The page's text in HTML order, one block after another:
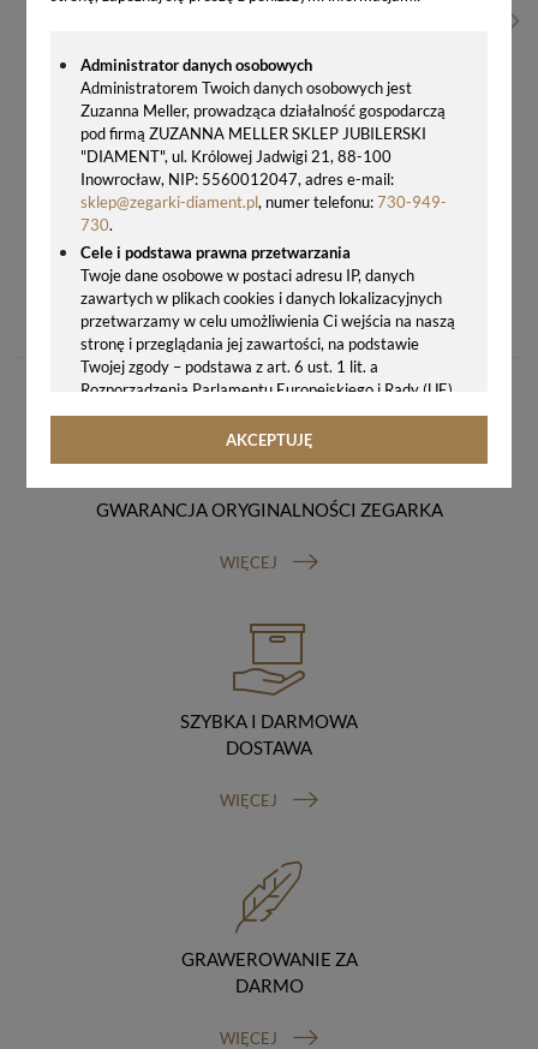
Administrator danych osobowych
Administratorem Twoich danych osobowych jest
Zuzanna Meller, prowadząca działalność gospodarczą
pod firmą ZUZANNA MELLER SKLEP JUBILERSKI
"DIAMENT", ul. Królowej Jadwigi 21, 88-100
Inowrocław, NIP: 5560012047, adres e-mail:
sklep@zegarki-diament.pl, numer telefonu:730-949-
730.
Cele i podstawa prawna przetwarzania
Twoje dane osobowe w postaci adresu IP, danych
zawartych w plikach cookies i danych lokalizacyjnych
przetwarzamy w celu umożliwienia Ci wejścia na naszą
stronę i przeglądania jej zawartości, na podstawie
Twojej zgody – podstawa z art. 6 ust. 1 lit. a
Rozporządzenia Parlamentu Europejskiego i Rady (UE)
2016/679 z 27.04.2016 r. w sprawie ochrony osób
fizycznych w związku z przetwarzaniem danych
rozporządzenie o ochronie danych, tj. RODO).
Twoje dane osobowe możemy udostępniać
hostingodawcy. Takie podmioty przetwarzają dane na
poleceniami. Przekazujemy Twoje dane poza teren
Polski/UE/Europejskiego Obszaru Gospodarczego.
Okres przechowywania danych
Twoje dane przechowujemy do czasu posiadania
udzielonej przez Ciebie zgody.
otrzymania ich kopii, prawo do sprostowania
(poprawiania) swoich danych, prawo do usunięcia
abyśmy przetwarzali Twoje dane, możesz zażądać,
abyśmy je usunęli), prawo do ograniczenia
przetwarzania danych (możesz zażądać, abyśmy
ograniczyli przetwarzanie Twoich danych osobowych
wyłącznie do ich przechowywania lub wykonywania
mamy nieprawidłowe dane na Twój temat lub
sprzeciwu wobec przetwarzania danych, prawo do
AKCEPTUJĘ
60,00 zł
GWARANCJA ORYGINALNOŚCI ZEGARKA
WIĘCEJ
SZYBKA I DARMOWA
DOSTAWA
WIĘCEJ
GRAWEROWANIE ZA
DARMO
WIĘCEJ